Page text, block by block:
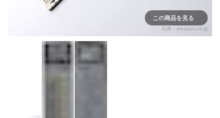
この商品を見る
出典： amazon.co.jp